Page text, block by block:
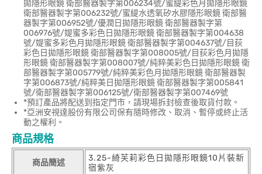
拋隱形眼鏡 衛部醫器製字第006234號/蜜緹彩色月拋隱形眼鏡
衛部醫器製字第006232號/蜜緹水透氧矽水膠隱形眼鏡 衛部醫
器製字第006952號/優潤日拋隱形眼鏡 衛部醫器製字第
006976號/媞蜜多彩色日拋隱形眼鏡 衛部醫器製字第004638
號/媞蜜多彩色月拋隱形眼鏡 衛部醫器製字第004637號/目荻
彩色日拋隱形眼鏡 衛部醫器製字第008005號/目荻彩色月拋隱
形眼鏡 衛部醫器製字第008007號/純粹美彩色日拋隱形眼鏡 衛
部醫器製字第005779號/純粹美彩色月拋隱形眼鏡 衛部醫器製
字第006873號/純粹美日拋隱形眼鏡 衛部醫器製字第005841
號/衛部醫器製字第006125號/衛部醫器製字第007469號
*預訂產品將配送到指定門市，請現場拆封檢查後取貨付款。
*亞洲安視達股份有限公司保有隨時修改、取消、暫停或終止活
動之權利。
商品規格
商品簡述
3.25-綺芙莉彩色日拋隱形眼鏡10片裝新
宿紫灰